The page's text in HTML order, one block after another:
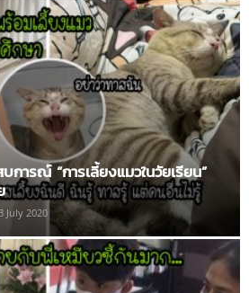
การณ์ “การเลี้ยงแมวในวัยเรียน”
July 2020